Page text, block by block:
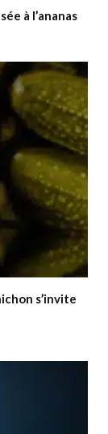
à l’ananas
s’invite